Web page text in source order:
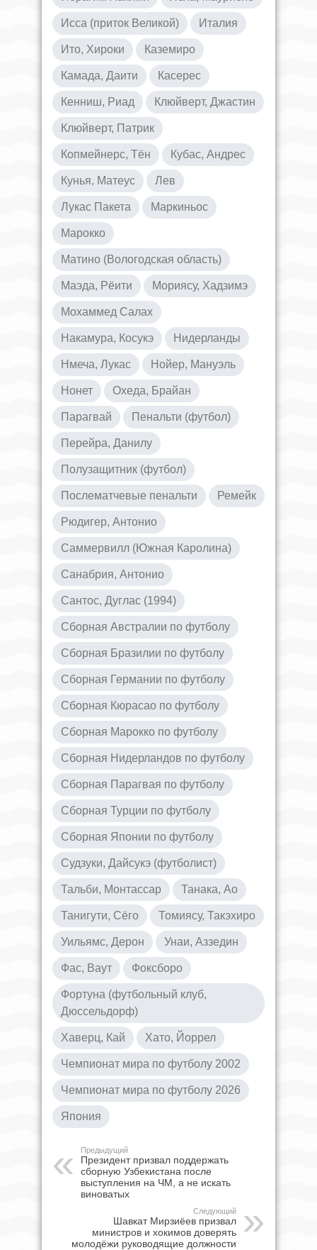
Исса (приток Великой) Италия
Ито, Хироки Каземиро
Камада, Даити Касерес
Кенниш, Риад Клюйверт, Джастин
Клюйверт, Патрик
Копмейнерс, Тён Кубас, Андрес
Кунья, Матеус Лев
Лукас Пакета Маркиньос
Марокко
Матино (Вологодская область)
Маэда, Рёити Мориясу, Хадзимэ
Мохаммед Салах
Накамура, Косукэ Нидерланды
Нмеча, Лукас Нойер, Мануэль
Нонет Охеда, Брайан
Парагвай Пенальти (футбол)
Перейра, Данилу
Полузащитник (футбол)
Послематчевые пенальти Ремейк
Рюдигер, Антонио
Саммервилл (Южная Каролина)
Санабрия, Антонио
Сантос, Дуглас (1994)
Сборная Австралии по футболу
Сборная Бразилии по футболу
Сборная Германии по футболу
Сборная Кюрасао по футболу
Сборная Марокко по футболу
Сборная Нидерландов по футболу
Сборная Парагвая по футболу
Сборная Турции по футболу
Сборная Японии по футболу
Судзуки, Дайсукэ (футболист)
Тальби, Монтассар Танака, Ао
Танигути, Сёго Томиясу, Такэхиро
Уильямс, Дерон Унаи, Аззедин
Фас, Ваут Фоксборо
Фортуна (футбольный клуб,
Дюссельдорф)
Хаверц, Кай Хато, Йоррел
Чемпионат мира по футболу 2002
Чемпионат мира по футболу 2026
Япония
Предыдущий
Президент призвал поддержать
сборную Узбекистана после
выступления на ЧМ, а не искать
виноватых
Следующий
Шавкат Мирзиёев призвал
министров и хокимов доверять
молодёжи руководящие должности